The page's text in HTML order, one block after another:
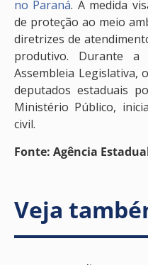
no Paraná. A medida
de proteção ao meio
diretrizes de
produtivo. Durante a
Assembleia Legislativa,
deputados estaduais
Ministério Público,
civil.
Fonte: Agência
Veja